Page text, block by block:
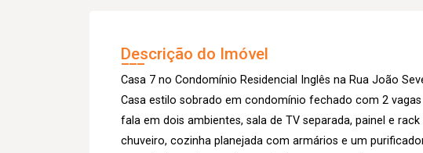
Descrição do Imóvel
Casa 7 no Condomínio Residencial Inglês na Rua João
Casa estilo sobrado em condomínio fechado com 2
fala em dois ambientes, sala de TV separada, painel e
chuveiro, cozinha planejada com armários e um